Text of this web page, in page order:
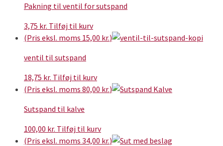
Pakning til ventil for sutspand
3,75 kr. Tilføj til kurv
(Pris eksl. moms 15,00 kr.)
ventil til sutspand
18,75 kr. Tilføj til kurv
(Pris eksl. moms 80,00 kr.)
Sutspand til kalve
100,00 kr. Tilføj til kurv
(Pris eksl. moms 34,00 kr.)